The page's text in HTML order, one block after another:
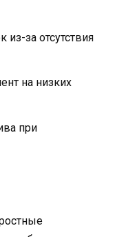
за отсутствия
на низких
при